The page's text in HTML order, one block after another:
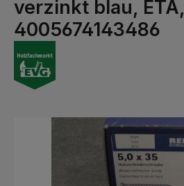
verzinkt blau, ETA,
4005674143486
Bildergalerie überspringen